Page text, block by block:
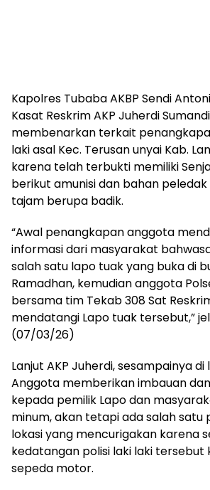
Kapolres Tubaba AKBP Sendi Antoni
Kasat Reskrim AKP Juherdi Sumandi
membenarkan terkait
laki asal Kec. Terusan unyai Kab.
karena telah terbukti memiliki
berikut amunisi dan bahan
tajam berupa badik.
“Awal penangkapan anggota
informasi dari masyarakat
salah satu lapo tuak yang buka di
Ramadhan, kemudian anggota
bersama tim Tekab 308 Sat
mendatangi Lapo tuak tersebut,”
(07/03/26)
Lanjut AKP Juherdi, sesampainya di
Anggota memberikan imbauan
kepada pemilik Lapo dan
minum, akan tetapi ada salah satu
lokasi yang mencurigakan karena
kedatangan polisi laki laki tersebut
sepeda motor.